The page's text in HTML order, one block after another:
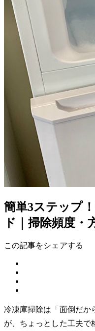
簡単3ステップ
ド｜掃除頻度・
この記事をシェアする
冷凍庫掃除は「面倒だ
が、ちょっとした工夫で